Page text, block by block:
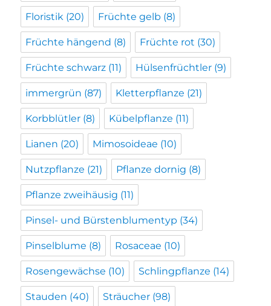
Floristik (20) Früchte gelb (8)
Früchte hängend (8) Früchte rot (30)
Früchte schwarz (11) Hülsenfrüchtler (9)
immergrün (87) Kletterpflanze (21)
Korbblütler (8) Kübelpflanze (11)
Lianen (20) Mimosoideae (10)
Nutzpflanze (21) Pflanze dornig (8)
Pflanze zweihäusig (11)
Pinsel- und Bürstenblumentyp (34)
Pinselblume (8) Rosaceae (10)
Rosengewächse (10) Schlingpflanze (14)
Stauden (40) Sträucher (98)